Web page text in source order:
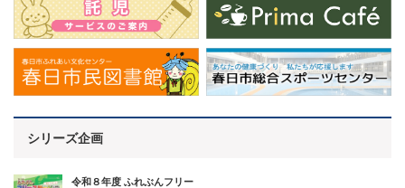
シリーズ企画
令和８年度 ふれぶんフリー